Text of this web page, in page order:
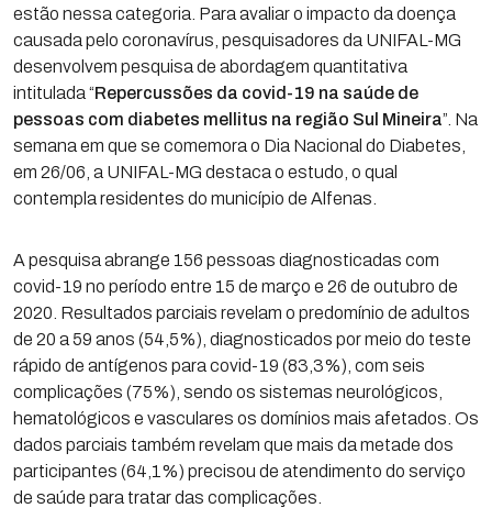
estão nessa categoria. Para avaliar o impacto da doença
causada pelo coronavírus, pesquisadores da UNIFAL-MG
desenvolvem pesquisa de abordagem quantitativa
intitulada “Repercussões da covid-19 na saúde de
pessoas com diabetes mellitus na região Sul Mineira”. Na
semana em que se comemora o Dia Nacional do Diabetes,
em 26/06, a UNIFAL-MG destaca o estudo, o qual
contempla residentes do município de Alfenas.
A pesquisa abrange 156 pessoas diagnosticadas com
covid-19 no período entre 15 de março e 26 de outubro de
2020. Resultados parciais revelam o predomínio de adultos
de 20 a 59 anos (54,5%), diagnosticados por meio do teste
rápido de antígenos para covid-19 (83,3%), com seis
complicações (75%), sendo os sistemas neurológicos,
hematológicos e vasculares os domínios mais afetados. Os
dados parciais também revelam que mais da metade dos
participantes (64,1%) precisou de atendimento do serviço
de saúde para tratar das complicações.